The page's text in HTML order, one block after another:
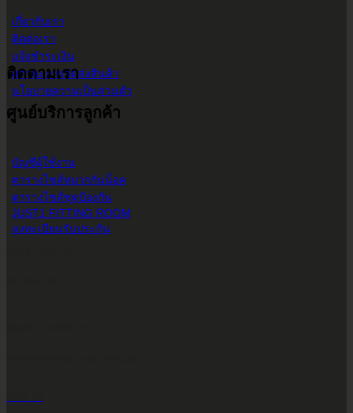
เกี่ยวกับเรา
ติดต่อเรา
แจ้งชำระเงิน
สถานะการจัดส่งสินค้า
นโยบายความเป็นส่วนตัว
ติดตามเรา
ศูนย์บริการลูกค้า
บัญชีผู้ใช้งาน
ตารางไซส์หมวกกันน็อค
ตารางไซส์ชุดป้องกัน
JUST1 FITTING ROOM
ลงทะเบียนรับประกัน